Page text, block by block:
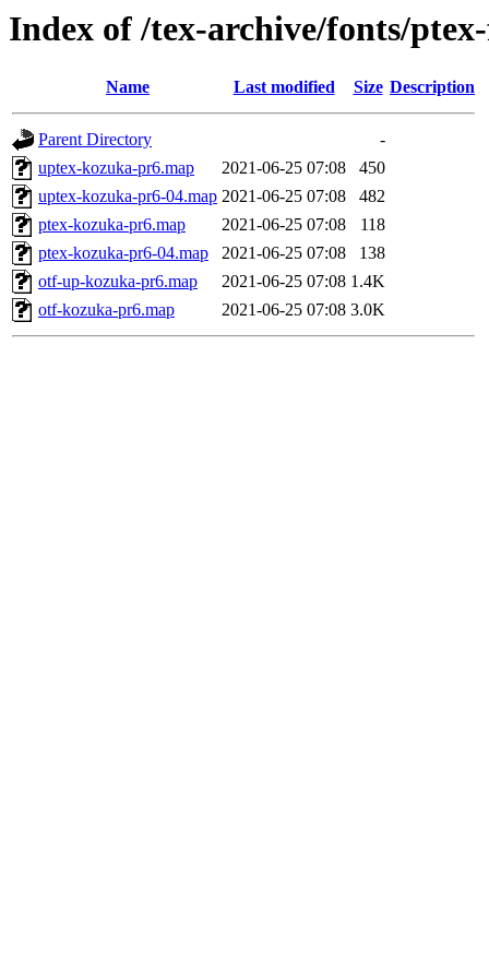
Index of /tex-archive/fonts/
Name Last modified Size Description
Parent Directory
-
uptex-kozuka-pr6.map
2021-06-25 07:08
450
uptex-kozuka-pr6-04.map 2021-06-25 07:08
482
ptex-kozuka-pr6.map
2021-06-25 07:08
118
ptex-kozuka-pr6-04.map
2021-06-25 07:08
138
otf-up-kozuka-pr6.map
2021-06-25 07:08 1.4K
otf-kozuka-pr6.map
2021-06-25 07:08 3.0K